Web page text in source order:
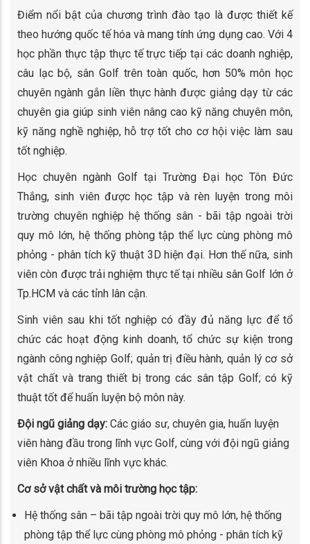
Điểm nổi bật của chương trình đào tạo là được thiết kế
theo hướng quốc tế hóa và mang tính ứng dụng cao. Với 4
học phần thực tập thực tế trực tiếp tại các doanh nghiệp,
câu lạc bộ, sân Golf trên toàn quốc, hơn 50% môn học
chuyên ngành gắn liền thực hành được giảng dạy từ các
chuyên gia giúp sinh viên nâng cao kỹ năng chuyên môn,
kỹ năng nghề nghiệp, hỗ trợ tốt cho cơ hội việc làm sau
tốt nghiệp.
Học chuyên ngành Golf tại Trường Đại học Tôn Đức
Thắng, sinh viên được học tập và rèn luyện trong môi
trường chuyên nghiệp hệ thống sân - bãi tập ngoài trời
quy mô lớn, hệ thống phòng tập thể lực cùng phòng mô
phỏng - phân tích kỹ thuật 3D hiện đại. Hơn thế nữa, sinh
viên còn được trải nghiệm thực tế tại nhiều sân Golf lớn ở
Tp.HCM và các tỉnh lân cận.
Sinh viên sau khi tốt nghiệp có đầy đủ năng lực để tổ
chức các hoạt động kinh doanh, tổ chức sự kiện trong
ngành công nghiệp Golf; quản trị điều hành, quản lý cơ sở
vật chất và trang thiết bị trong các sân tập Golf; có kỹ
thuật tốt để huấn luyện bộ môn này.
Đội ngũ giảng dạy: Các giáo sư, chuyên gia, huấn luyện
viên hàng đầu trong lĩnh vực Golf, cùng với đội ngũ giảng
viên Khoa ở nhiều lĩnh vực khác.
Cơ sở vật chất và môi trường học tập:
Hệ thống sân – bãi tập ngoài trời quy mô lớn, hệ thống
phòng tập thể lực cùng phòng mô phỏng - phân tích kỹ